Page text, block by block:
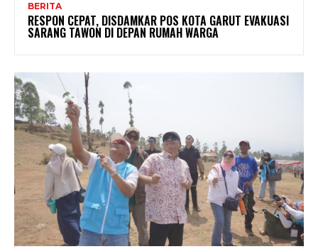
BERITA
RESPON CEPAT, DISDAMKAR POS KOTA GARUT EVAKUASI
SARANG TAWON DI DEPAN RUMAH WARGA